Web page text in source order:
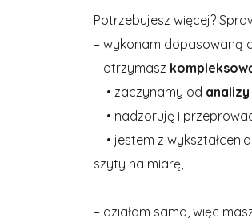
Potrzebujesz więcej?
– wykonam dopasowaną
– otrzymasz
• zaczynamy od
• nadzoruję i
• jestem z wykształcenia
szyty na miarę,
– działam sama, więc